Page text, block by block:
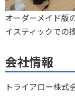
オーダーメイド版
イスティックでの
会社情報
トライアロー株式